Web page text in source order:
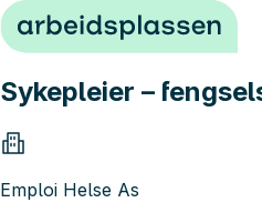
Hopp til innhold
Sykepleier –
Emploi Helse As